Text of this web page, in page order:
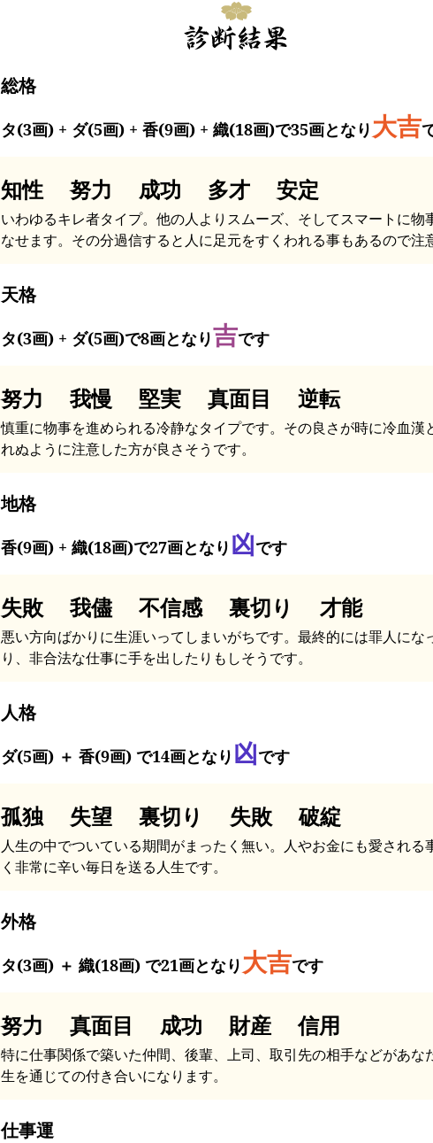
総格
タ(3画) + ダ(5画) + 香(9画) + 織(18画)で35画となり 大吉
知性 努力 成功 多才 安定
いわゆるキレ者タイプ。他の人よりスムーズ、そしてスマートに物
なせます。その分過信すると人に足元をすくわれる事もあるので注
天格
タ(3画) + ダ(5画)で8画となり吉です
努力 我慢 堅実 真面目 逆転
慎重に物事を進められる冷静なタイプです。その良さが時に冷血漢
れぬように注意した方が良さそうです。
地格
香(9画) + 織(18画)で27画となり 凶です
失敗 我儘 不信感 裏切り 才能
悪い方向ばかりに生涯いってしまいがちです。最終的には罪人にな
り、非合法な仕事に手を出したりもしそうです。
人格
ダ(5画) ＋ 香(9画) で14画となり 凶です
孤独 失望 裏切り 失敗 破綻
人生の中でついている期間がまったく無い。人やお金にも愛される
く非常に辛い毎日を送る人生です。
外格
タ(3画) ＋ 織(18画) で21画となり 大吉です
努力 真面目 成功 財産 信用
特に仕事関係で築いた仲間、後輩、上司、取引先の相手などがあな
生を通じての付き合いになります。
仕事運